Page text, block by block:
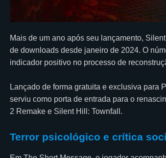
Mais de um ano após seu lançamento,
de downloads desde janeiro de 2024. O
indicador positivo no processo de
Lançado de forma gratuita e exclusiva para
serviu como porta de entrada para o
2 Remake e Silent Hill: Townfall.
Terror psicológico e crítica